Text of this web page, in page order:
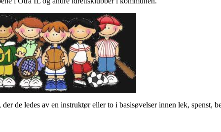
de ledes av en instruktør eller to i basisøvelser innen lek, spenst,